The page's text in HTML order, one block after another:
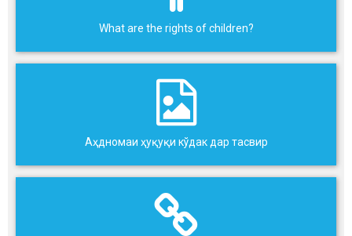
What are the rights of children?
Аҳдномаи ҳуқуқи кўдак дар тасвир